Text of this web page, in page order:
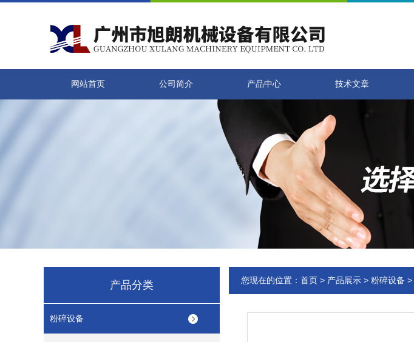
网站首页 公司简介 产品中心 技术文章
产品分类
粉碎设备
您现在的位置： 首页 > 产品展示 > 粉碎设备 >